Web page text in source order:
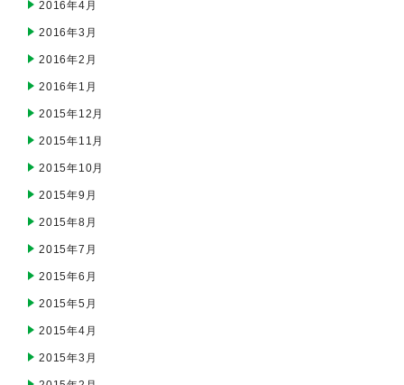
2016年4月
2016年3月
2016年2月
2016年1月
2015年12月
2015年11月
2015年10月
2015年9月
2015年8月
2015年7月
2015年6月
2015年5月
2015年4月
2015年3月